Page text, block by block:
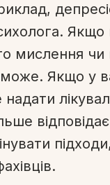
мислення чи
Якщо у